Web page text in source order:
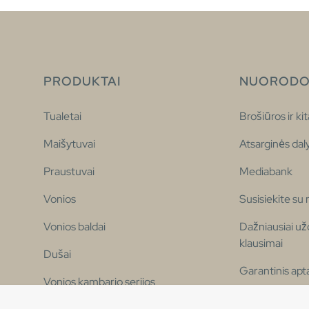
PRODUKTAI
Tualetai
Maišytuvai
Praustuvai
Vonios
Vonios baldai
Dušai
Vonios kambario serijos
Brošiūros ir
Atsarginės
Mediabank
Susisiekite su
Dažniausiai
klausimai
Garantinis